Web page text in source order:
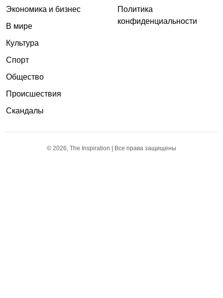
Экономика и бизнес
В мире
Культура
Спорт
Общество
Происшествия
Скандалы
Политика
конфиденциальности
© 2026, The Inspiration | Все права защищены